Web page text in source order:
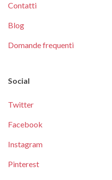
Contatti
Blog
Domande frequenti
Social
Twitter
Facebook
Instagram
Pinterest